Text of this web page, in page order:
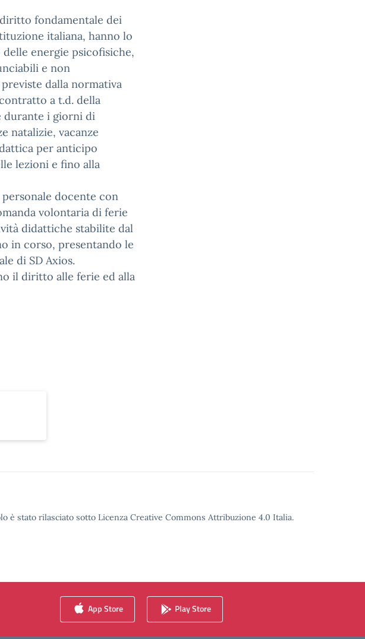
fondamentale dei
italiana, hanno lo
energie psicofisiche,
e non
dalla normativa
a t.d. della
durante i giorni di
natalizie, vacanze
per anticipo
lezioni e fino alla
docente con
volontaria di ferie
didattiche stabilite dal
in corso, presentando le
di SD Axios.
il diritto alle ferie ed alla
è stato rilasciato sotto Licenza Creative Commons Attribuzione 4.0 Italia.
App Store Play Store